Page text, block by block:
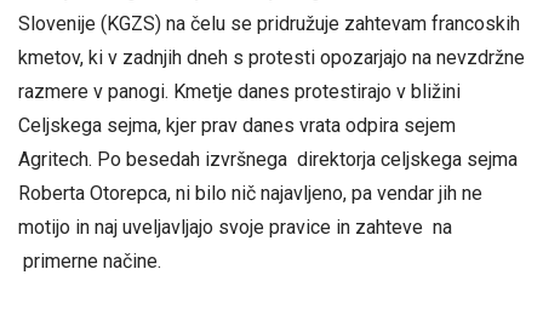
Slovenije (KGZS) na čelu se pridružuje zahtevam francoskih
kmetov, ki v zadnjih dneh s protesti opozarjajo na nevzdržne
razmere v panogi. Kmetje danes protestirajo v bližini
Celjskega sejma, kjer prav danes vrata odpira sejem
Agritech. Po besedah izvršnega direktorja celjskega sejma
Roberta Otorepca, ni bilo nič najavljeno, pa vendar jih ne
motijo in naj uveljavljajo svoje pravice in zahteve na
primerne načine.